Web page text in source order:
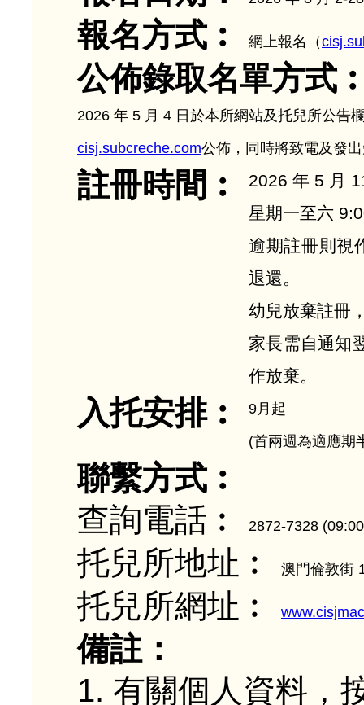
報名方式︰ 網上報名（
公佈錄取名單方式
2026 年 5 月 4 日於本所網站及托兒所公告
cisj.subcreche.com公佈，同時將致電及發
註冊時間︰
2026 年 5 月
星期一至六
逾期註冊則視
退還。
幼兒放棄註冊
家長需自通知
作放棄。
入托安排︰
9月起
(首兩週為適應期
聯繫方式︰
查詢電話︰
2872-7328
托兒所地址︰ 澳門倫敦街
托兒所網址︰
備註：
1. 有關個人資料，